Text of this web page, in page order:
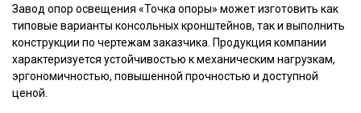
Завод опор освещения «Точка опоры» может изготовить как
типовые варианты консольных кронштейнов, так и выполнить
конструкции по чертежам заказчика. Продукция компании
характеризуется устойчивостью к механическим нагрузкам,
эргономичностью, повышенной прочностью и доступной
ценой.